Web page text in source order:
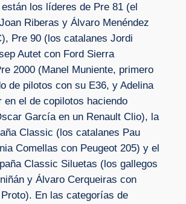
los líderes de Pre 81 (el
Riberas y Álvaro Menéndez
Pre 90 (los catalanes Jordi
Autet con Ford Sierra
2000 (Manel Muniente, primero
de pilotos con su E36, y Adelina
en el de copilotos haciendo
García en un Renault Clio), la
Classic (los catalanes Pau
Comellas con Peugeot 205) y el
Classic Siluetas (los gallegos
y Álvaro Cerqueiras con
En las categorías de